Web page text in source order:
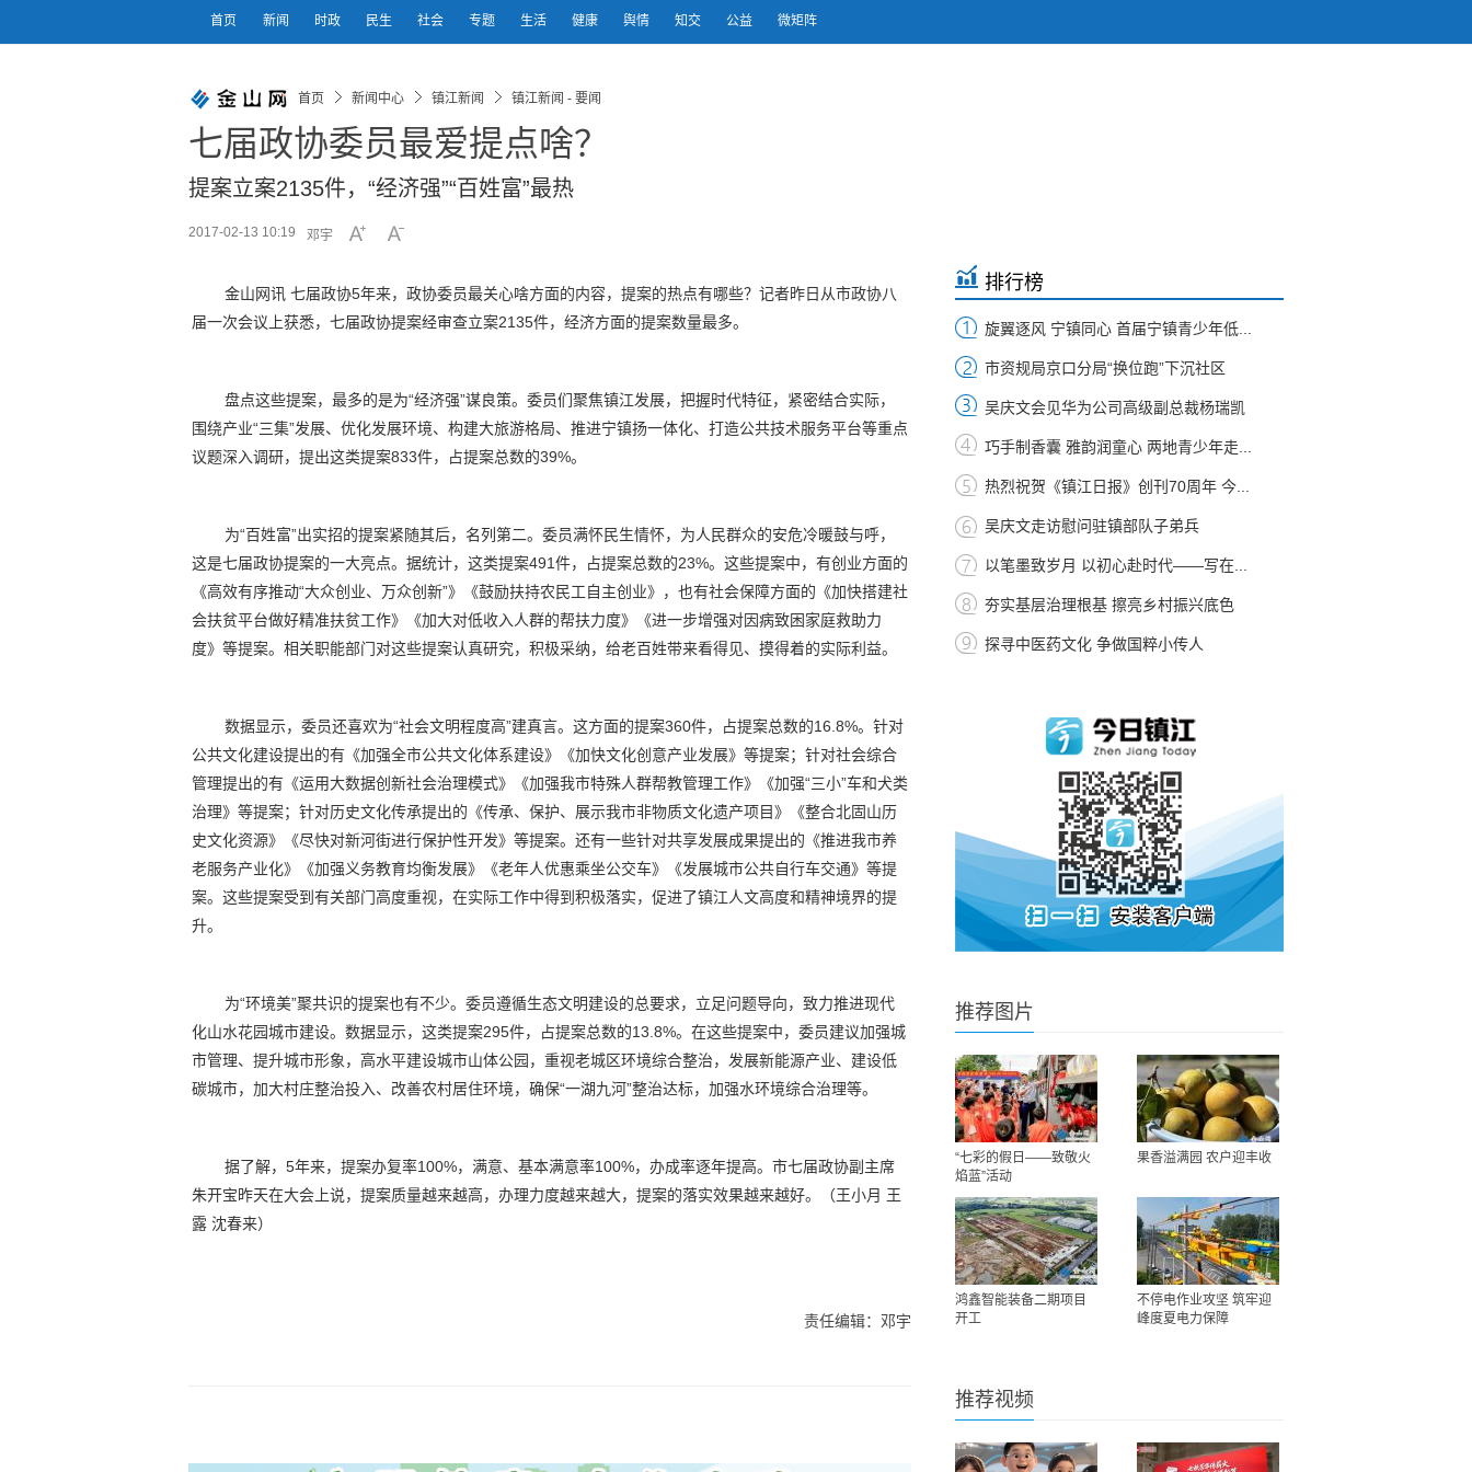
首页 新闻 时政 民生 社会 专题 生活 健康 舆情 知交 公益 微矩阵
首页 新闻中心 镇江新闻 镇江新闻 - 要闻
七届政协委员最爱提点啥？
提案立案2135件，“经济强”“百姓富”最热
2017-02-13 10:19 邓宇
金山网讯 七届政协5年来，政协委员最关心啥方面的内容，提案的热点有哪些？记者昨日从市政协八
届一次会议上获悉，七届政协提案经审查立案2135件，经济方面的提案数量最多。
盘点这些提案，最多的是为“经济强”谋良策。委员们聚焦镇江发展，把握时代特征，紧密结合实际，
围绕产业“三集”发展、优化发展环境、构建大旅游格局、推进宁镇扬一体化、打造公共技术服务平台等重点
议题深入调研，提出这类提案833件，占提案总数的39%。
为“百姓富”出实招的提案紧随其后，名列第二。委员满怀民生情怀，为人民群众的安危冷暖鼓与呼，
这是七届政协提案的一大亮点。据统计，这类提案491件，占提案总数的23%。这些提案中，有创业方面的
《高效有序推动“大众创业、万众创新”》《鼓励扶持农民工自主创业》，也有社会保障方面的《加快搭建社
会扶贫平台做好精准扶贫工作》《加大对低收入人群的帮扶力度》《进一步增强对因病致困家庭救助力
度》等提案。相关职能部门对这些提案认真研究，积极采纳，给老百姓带来看得见、摸得着的实际利益。
数据显示，委员还喜欢为“社会文明程度高”建真言。这方面的提案360件，占提案总数的16.8%。针对
公共文化建设提出的有《加强全市公共文化体系建设》《加快文化创意产业发展》等提案；针对社会综合
管理提出的有《运用大数据创新社会治理模式》《加强我市特殊人群帮教管理工作》《加强“三小”车和犬类
治理》等提案；针对历史文化传承提出的《传承、保护、展示我市非物质文化遗产项目》《整合北固山历
史文化资源》《尽快对新河街进行保护性开发》等提案。还有一些针对共享发展成果提出的《推进我市养
老服务产业化》《加强义务教育均衡发展》《老年人优惠乘坐公交车》《发展城市公共自行车交通》等提
案。这些提案受到有关部门高度重视，在实际工作中得到积极落实，促进了镇江人文高度和精神境界的提
升。
为“环境美”聚共识的提案也有不少。委员遵循生态文明建设的总要求，立足问题导向，致力推进现代
化山水花园城市建设。数据显示，这类提案295件，占提案总数的13.8%。在这些提案中，委员建议加强城
市管理、提升城市形象，高水平建设城市山体公园，重视老城区环境综合整治，发展新能源产业、建设低
碳城市，加大村庄整治投入、改善农村居住环境，确保“一湖九河”整治达标，加强水环境综合治理等。
据了解，5年来，提案办复率100%，满意、基本满意率100%，办成率逐年提高。市七届政协副主席
朱开宝昨天在大会上说，提案质量越来越高，办理力度越来越大，提案的落实效果越来越好。（王小月 王
露 沈春来）
责任编辑：邓宇
排行榜
旋翼逐风 宁镇同心 首届宁镇青少年低...
市资规局京口分局“换位跑”下沉社区
吴庆文会见华为公司高级副总裁杨瑞凯
巧手制香囊 雅韵润童心 两地青少年走...
热烈祝贺《镇江日报》创刊70周年 今...
吴庆文走访慰问驻镇部队子弟兵
以笔墨致岁月 以初心赴时代——写在...
夯实基层治理根基 擦亮乡村振兴底色
探寻中医药文化 争做国粹小传人
推荐图片
“七彩的假日——致敬火
焰蓝”活动
果香溢满园 农户迎丰收
鸿鑫智能装备二期项目
开工
不停电作业攻坚 筑牢迎
峰度夏电力保障
推荐视频